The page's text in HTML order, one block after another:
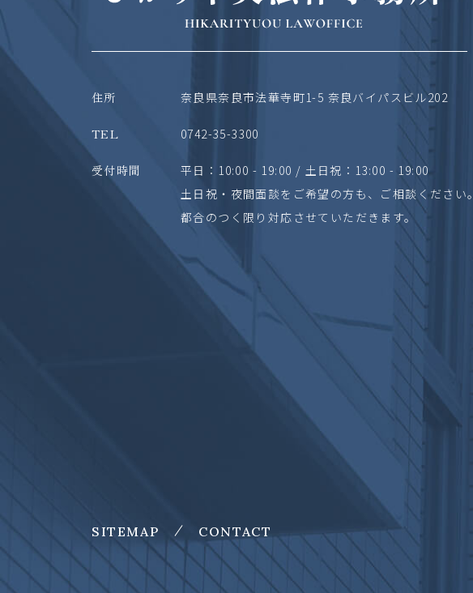
住所 奈良県奈良市法華寺町1-5 奈良バイパスビル202
TEL 0742-35-3300
受付時間 平日：10:00 - 19:00 / 土日祝：13:00 - 19:00
土日祝・夜間面談をご希望の方も、ご相談ください。
都合のつく限り対応させていただきます。
SITEMAP CONTACT